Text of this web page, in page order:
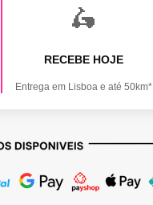
🛵
RECEBE HOJE
Entrega em Lisboa e até 50km*